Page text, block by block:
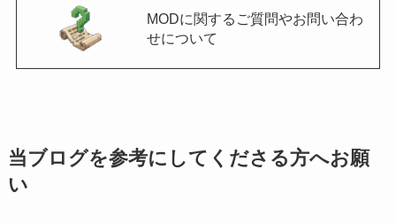
MODに関するご質問やお問い合わ
せについて
当ブログを参考にしてくださる方へお願
い